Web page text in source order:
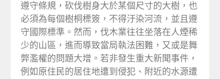
遵守條規，砍伐樹身大於某個尺寸的大樹，也
必須為每個樹桐標簽，不得汙染河流，並且遵
守國際標準。然而，伐木業往往坐落在人煙稀
少的山區，進而導致當局執法困難，又或是舞
弊濫權的問題大增。若非發生重大新聞事件，
例如原住民的居住地遭到侵犯、附近的水源遭